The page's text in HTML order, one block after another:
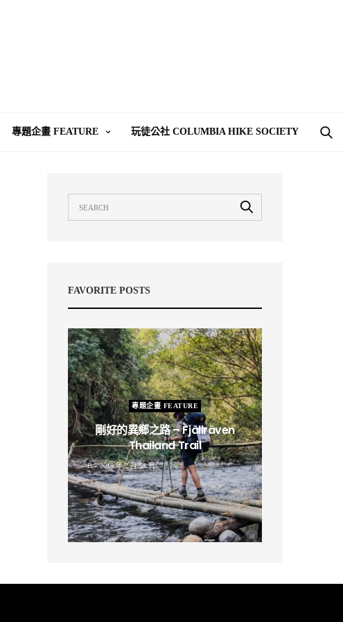
專題企畫 FEATURE 玩徒公社 COLUMBIA HIKE SOCIETY
FAVORITE POSTS
專題企畫 FEATURE
剛好的異鄉之路 – Fjällräven
Thailand Trail
B 2019 年 2 月 12 日